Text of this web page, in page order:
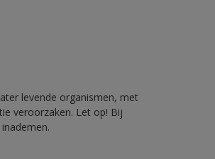
levende organismen, met
veroorzaken. Let op! Bij